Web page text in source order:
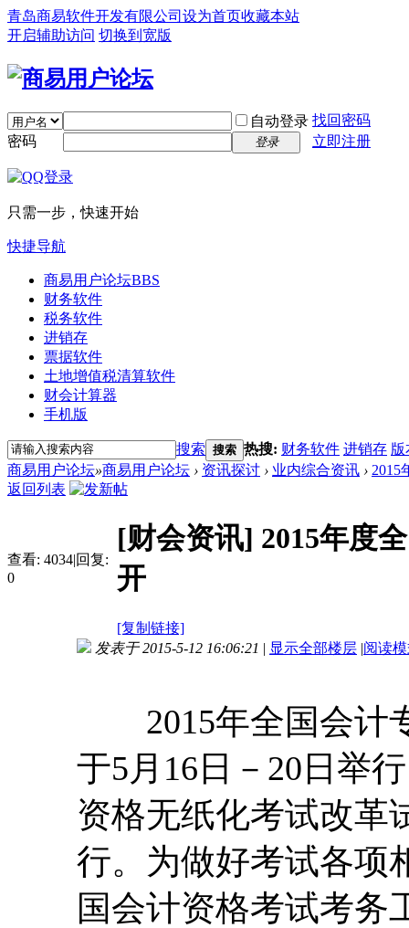
青岛商易软件开发有限公司 设为首页收藏本站
开启辅助访问 切换到宽版
自动登录 找回密码
密码
登录 立即注册
只需一步，快速开始
快捷导航
商易用户论坛BBS
财务软件
税务软件
进销存
票据软件
土地增值税清算软件
财会计算器
手机版
搜索 搜索 热搜: 财务软件 进销存 版
商易用户论坛»商易用户论坛 › 资讯探讨 › 业内综合资讯 › 2015
返回列表
查看: 4034|回复:
0
[财会资讯] 2015年度
开
[复制链接]
发表于 2015-5-12 16:06:21 | 显示全部楼层 |阅读
2015年全国会计
于5月16日－20日举
资格无纸化考试改革
行。为做好考试各项
国会计资格考试考务